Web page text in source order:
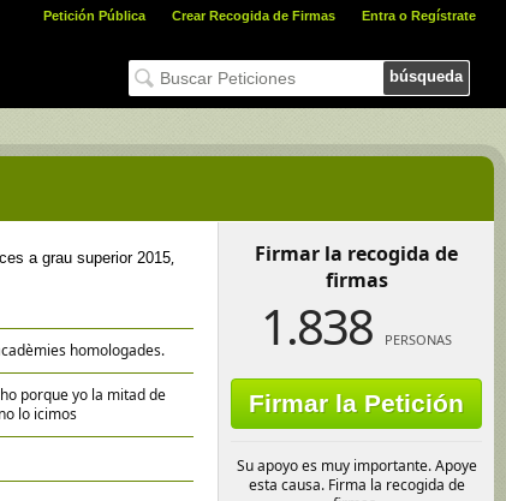
Petición Pública Crear Recogida de Firmas Entra o Regístrate
búsqueda
a grau superior 2015,
homologades.
porque yo la mitad de
lo icimos
Firmar la recogida de
firmas
1.838 PERSONAS
Firmar la Petición
Su apoyo es muy importante. Apoye
esta causa. Firma la recogida de